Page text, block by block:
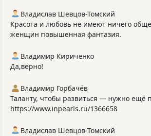
Владислав Шевцов-Томский
Красота и любовь не имеют ничего
женщин повышенная фантазия.
Владимир Кириченко
Да,верно!
Владимир Горбачёв
Таланту, чтобы развиться — нужно ещё
https://www.inpearls.ru/1366658
Владислав Шевцов-Томский